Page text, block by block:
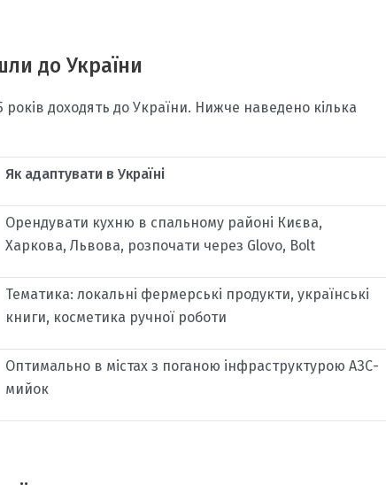
до України
доходять до України. Нижче наведено кілька
Як адаптувати в Україні
Орендувати кухню в спальному районі Києва,
Харкова, Львова, розпочати через Glovo, Bolt
Тематика: локальні фермерські продукти, українські
книги, косметика ручної роботи
Оптимально в містах з поганою інфраструктурою АЗС-
мийок